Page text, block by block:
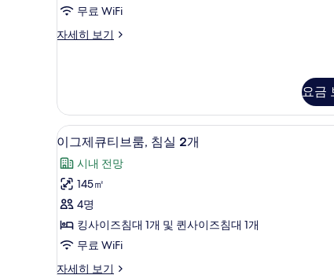
기
히
보
기
개
(Skysuite)
두
보
기
무료 WiFi
자세히 보기
스
1
개
(Skysuite)
자
세
히
보
기
요금
이
그
제
큐
티
브
커피/티 메이커, 대용량 냉
7
이그제큐티브룸, 침실 2개
시내 전망
145㎡
4명
킹사이즈침대 1개 및 퀸사이즈침대 1개
무료 WiFi
자세히 보기
이